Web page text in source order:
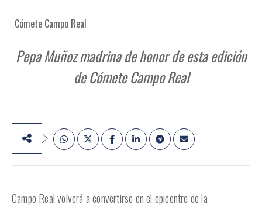
Cómete Campo Real
Pepa Muñoz madrina de honor de esta edición
de Cómete Campo Real
Campo Real volverá a convertirse en el epicentro de la